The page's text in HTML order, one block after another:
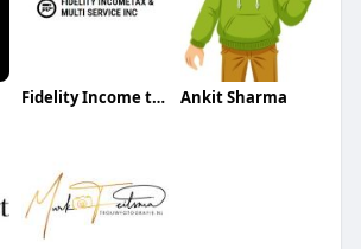
Fidelity Income tax Ankit Sharma